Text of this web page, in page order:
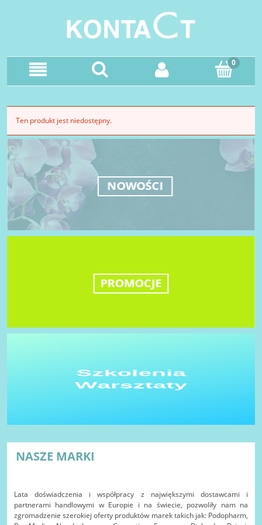
Ten produkt jest niedostępny.
NASZE MARKI
Lata doświadczenia i współpracy z największymi dostawcami i
partnerami handlowymi w Europie i na świecie, pozwoliły nam na
zgromadzenie szerokiej oferty produktów marek takich jak: Podopharm,